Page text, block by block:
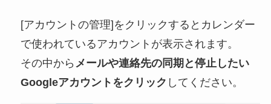
[アカウントの管理]をクリックするとカレンダー
で使われているアカウントが表示されます。
その中から メールや連絡先の同期と停止したい
Googleアカウントをクリック してください。